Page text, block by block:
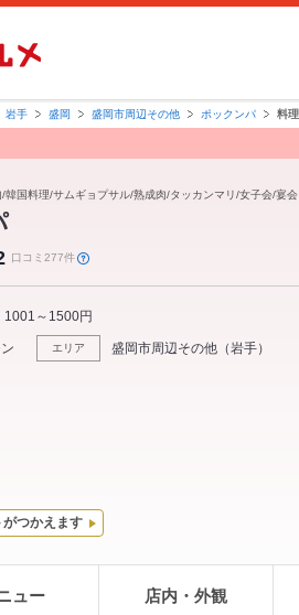
岩手 盛岡 盛岡市周辺その他 ポックンパ 料理
韓国料理/サムギョプサル/熟成肉/タッカンマリ/女子会/宴会
口コミ277件
1001～1500円
エリア 盛岡市周辺その他 （岩手）
つかえます
ュー 店内・外観